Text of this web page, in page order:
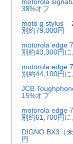
motorola
38%オフ
moto g stylus –
別約79,000円
motorola edge
別約43,300円
motorola edge
別約44,100円
JCB
15%オフ
motorola edge
別約61,700円
DIGNO BX3（
円